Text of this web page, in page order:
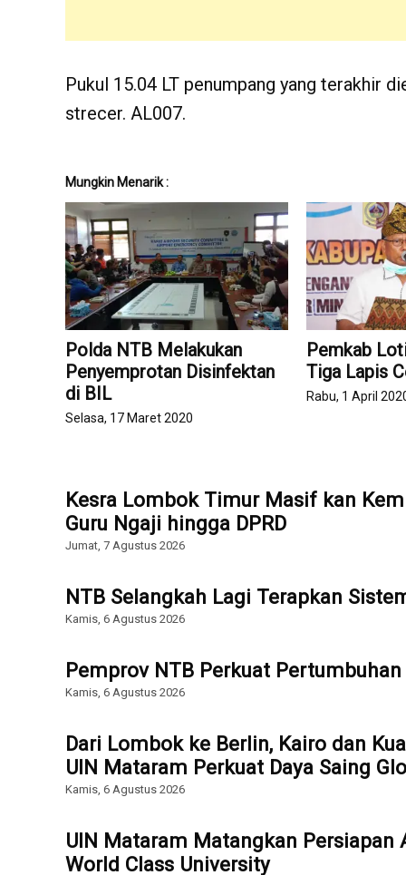
Pukul 15.04 LT penumpang yang terakhir
strecer. AL007.
Mungkin Menarik :
Polda NTB Melakukan
Penyemprotan Disinfektan
di BIL
Selasa, 17 Maret 2020
Pemkab
Tiga Lapis
Rabu, 1 April
Kesra Lombok Timur Masif kan
Guru Ngaji hingga DPRD
Jumat, 7 Agustus 2026
NTB Selangkah Lagi Terapkan
Kamis, 6 Agustus 2026
Pemprov NTB Perkuat
Kamis, 6 Agustus 2026
Dari Lombok ke Berlin, Kairo dan
UIN Mataram Perkuat Daya Saing
Kamis, 6 Agustus 2026
UIN Mataram Matangkan
World Class University